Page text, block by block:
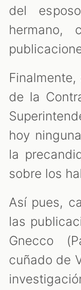
del
hermano,
de la
hoy
la
sobre los
Así pues,
las
Gnecco
cuñado de